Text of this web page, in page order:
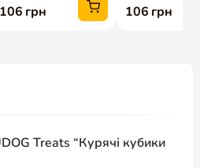
Treats “Курячі кубики